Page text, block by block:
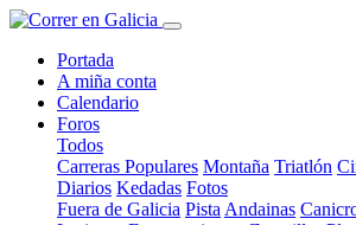
Portada
A miña conta
Calendario
Foros
Todos
Carreras Populares Montaña Triatlón
Diarios Kedadas Fotos
Fuera de Galicia Pista Andainas